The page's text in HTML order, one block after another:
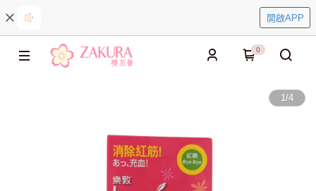
開啟APP
0
1/4